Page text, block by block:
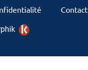
Contact